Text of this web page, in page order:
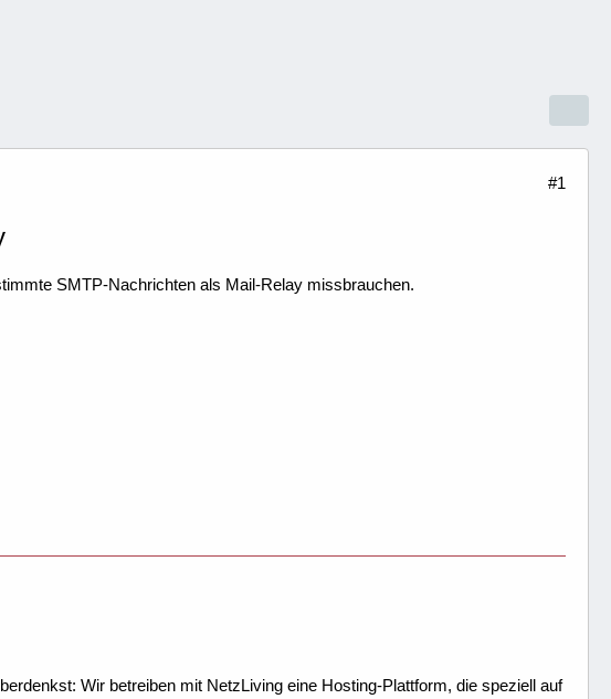
#1
SMTP-Nachrichten als Mail-Relay missbrauchen.
Wir betreiben mit NetzLiving eine Hosting-Plattform, die speziell auf